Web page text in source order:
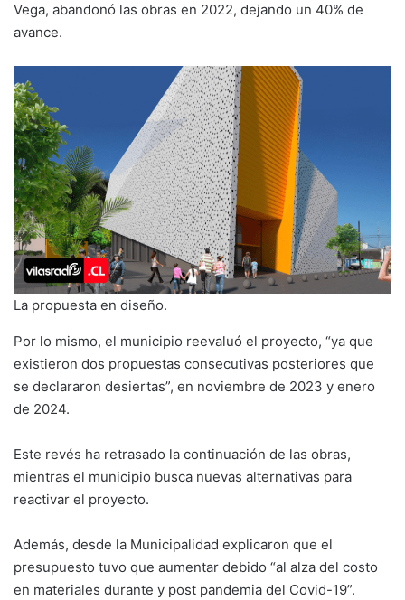
Vega, abandonó las obras en 2022, dejando un 40% de
avance.
La propuesta en diseño.
Por lo mismo, el municipio reevaluó el proyecto, “ya que
existieron dos propuestas consecutivas posteriores que
se declararon desiertas”, en noviembre de 2023 y enero
de 2024.
Este revés ha retrasado la continuación de las obras,
mientras el municipio busca nuevas alternativas para
reactivar el proyecto.
Además, desde la Municipalidad explicaron que el
presupuesto tuvo que aumentar debido “al alza del costo
en materiales durante y post pandemia del Covid-19”.